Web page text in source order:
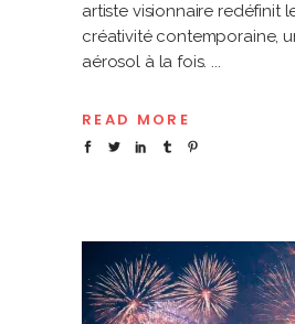
artiste visionnaire redéfinit
créativité contemporaine,
aérosol à la fois.
READ MORE